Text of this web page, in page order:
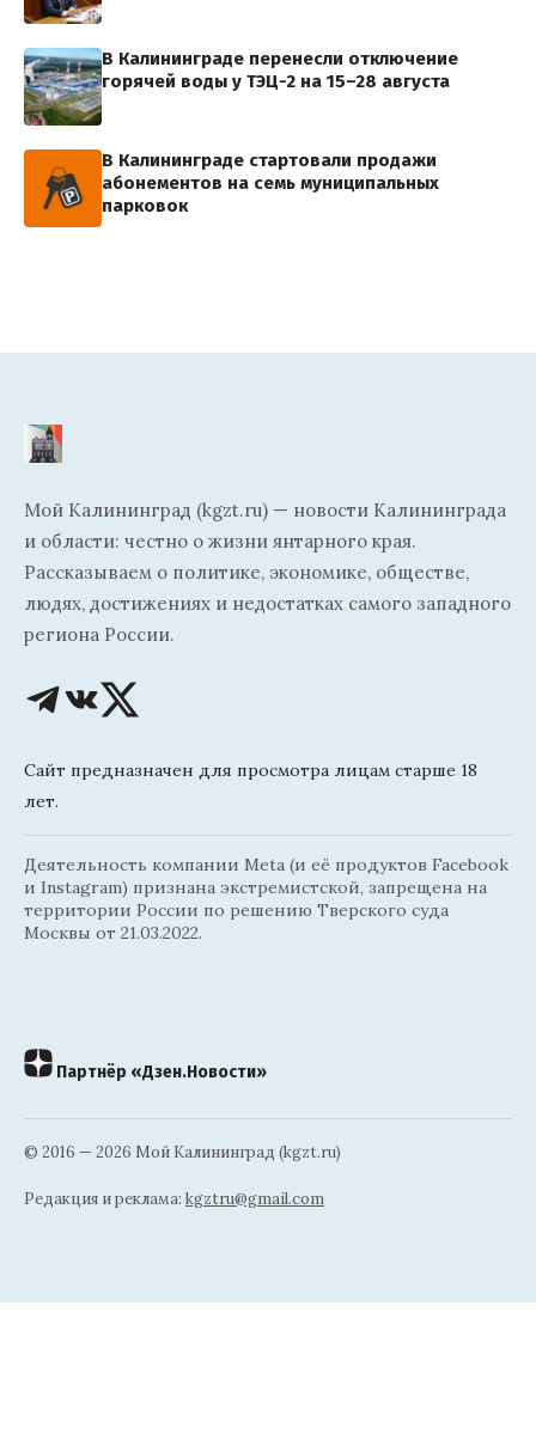
В Калининграде перенесли отключение
горячей воды у ТЭЦ-2 на 15–28 августа
В Калининграде стартовали продажи
абонементов на семь муниципальных
парковок
Мой Калининград (kgzt.ru) — новости Калининграда
и области: честно о жизни янтарного края.
Рассказываем о политике, экономике, обществе,
людях, достижениях и недостатках самого западного
региона России.
Сайт предназначен для просмотра лицам старше 18
лет.
Деятельность компании Meta (и её продуктов Facebook
и Instagram) признана экстремистской, запрещена на
территории России по решению Тверского суда
Москвы от 21.03.2022.
Партнёр «Дзен.Новости»
© 2016 — 2026 Мой Калининград (kgzt.ru)
Редакция и реклама: kgztru@gmail.com